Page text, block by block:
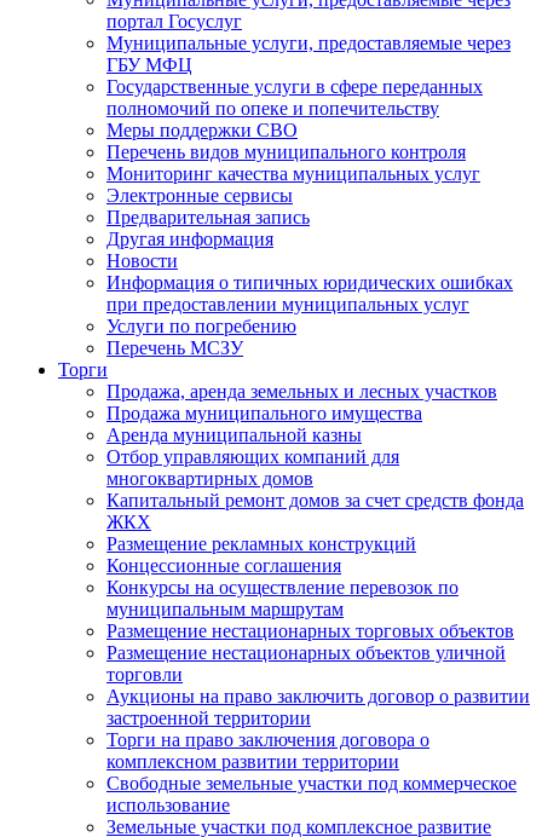
портал Госуслуг
Муниципальные услуги, предоставляемые через
ГБУ МФЦ
Государственные услуги в сфере переданных
полномочий по опеке и попечительству
Меры поддержки СВО
Перечень видов муниципального контроля
Мониторинг качества муниципальных услуг
Электронные сервисы
Предварительная запись
Другая информация
Новости
Информация о типичных юридических ошибках
при предоставлении муниципальных услуг
Услуги по погребению
Перечень МСЗУ
Торги
Продажа, аренда земельных и лесных участков
Продажа муниципального имущества
Аренда муниципальной казны
Отбор управляющих компаний для
многоквартирных домов
Капитальный ремонт домов за счет средств фонда
ЖКХ
Размещение рекламных конструкций
Концессионные соглашения
Конкурсы на осуществление перевозок по
муниципальным маршрутам
Размещение нестационарных торговых объектов
Размещение нестационарных объектов уличной
торговли
Аукционы на право заключить договор о развитии
застроенной территории
Торги на право заключения договора о
комплексном развитии территории
Свободные земельные участки под коммерческое
использование
Земельные участки под комплексное развитие